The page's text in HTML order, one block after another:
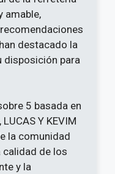
amable,
destacado la
disposición para
5 basada en
Y KEVIM
la comunidad
calidad de los
y la